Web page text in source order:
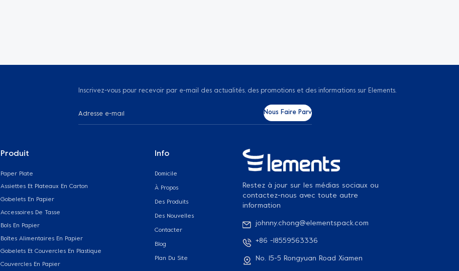
Inscrivez-vous pour recevoir par e-mail des actualités, des promotions et des informations sur Elements.
Produit
Paper Plate
Assiettes Et Plateaux En Carton
Gobelets En Papier
Accessoires De Tasse
Bols En Papier
Boîtes Alimentaires En Papier
Gobelets Et Couvercles En Plastique
Couvercles En Papier
Info
Domicile
À Propos
Des Produits
Des Nouvelles
Contacter
Blog
Plan Du Site
Restez à jour sur les médias sociaux ou
contactez-nous avec toute autre
information
johnny.chong@elementspack.com
+86 -18559563336
No. 15-5 Rongyuan Road Xiamen